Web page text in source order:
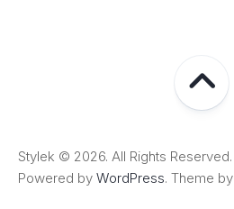
Stylek © 2026. All Rights Reserved.
Powered by WordPress. Theme by